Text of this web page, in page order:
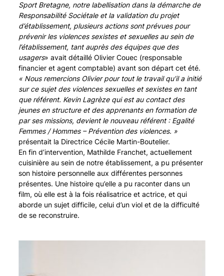
Sport Bretagne, notre labellisation dans la démarche de
Responsabilité Sociétale et la validation du projet
d’établissement, plusieurs actions sont prévues pour
prévenir les violences sexistes et sexuelles au sein de
l’établissement, tant auprès des équipes que des
usagers» avait détaillé Olivier Couec (responsable
financier et agent comptable) avant son départ cet été.
« Nous remercions Olivier pour tout le travail qu’il a initié
sur ce sujet des violences sexuelles et sexistes en tant
que référent. Kevin Lagrèze qui est au contact des
jeunes en structure et des apprenants en formation de
par ses missions, devient le nouveau référent : Egalité
Femmes / Hommes – Prévention des violences. »
présentait la Directrice Cécile Martin-Boutelier.
En fin d’intervention, Mathilde Franchet, actuellement
cuisinière au sein de notre établissement, a pu présenter
son histoire personnelle aux différentes personnes
présentes. Une histoire qu’elle a pu raconter dans un
film, où elle est à la fois réalisatrice et actrice, et qui
aborde un sujet difficile, celui d’un viol et de la difficulté
de se reconstruire.